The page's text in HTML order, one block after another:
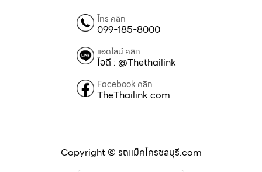
โทร คลิก
099-185-8000
แอดไลน์ คลิก
ไอดี : @Thethailink
Facebook คลิก
TheThailink.com
Copyright © รถแม็คโครชลบุรี.com